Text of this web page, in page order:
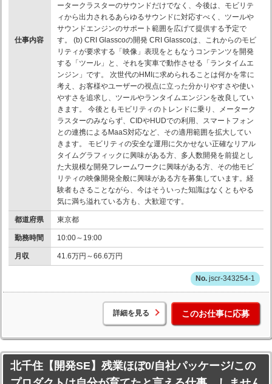
仕事内容
ータークラスターのサウンドだけでなく、今後は、モビリテ
ィから出力されるあらゆるサウンドに対応すべく、ツールや
サウンドエンジンのサポート範囲を広げて提供する予定で
す。 (b) CRI Glasscoの開発 CRI Glasscoは、これからのモビ
リティが要求する「映像」表現をともなうコンテンツを開発
する「ツール」と、それを実車で動作させる「ランタイムエ
ンジン」です。 次世代のHMIに求められることは何かを常に
考え、お客様やユーザーの視点に立った分かりやすさや使い
やすさを追求し、ツールやランタイムエンジンを改良してい
きます。 今後ともモビリティのトレンドに乗り、メーターク
ラスターのみならず、CIDやHUDでの利用、スマートフォン
との連携によるMaaS対応など、その適用範囲を拡大してい
きます。 モビリティの安全な運用に欠かせない正確なリアル
タイムグラフィックに興味がある方、多人数開発を前提とし
た大規模な開発フレームワークに興味がある方、その他モビ
リティの映像開発全般に興味がある方を募集しています。経
験者もさることながら、今はそういった知識はなくともやる
気に満ち溢れている方も、大歓迎です。
都道府県 東京都
勤務時間 10:00～19:00
月収 41.6万円～66.6万円
jscr-343254-1
詳細を見る このお仕事に応募
北千住【開発SE】残業ほぼ0/自社パッケージ/この